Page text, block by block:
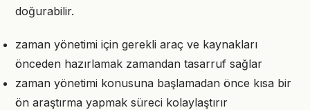
doğurabilir.
zaman yönetimi için gerekli araç ve kaynakları
önceden hazırlamak zamandan tasarruf sağlar
zaman yönetimi konusuna başlamadan önce kısa bir
ön araştırma yapmak süreci kolaylaştırır